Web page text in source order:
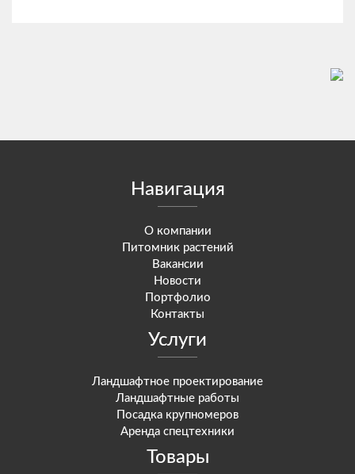
Навигация
О компании
Питомник растений
Вакансии
Новости
Портфолио
Контакты
Услуги
Ландшафтное проектирование
Ландшафтные работы
Посадка крупномеров
Аренда спецтехники
Товары